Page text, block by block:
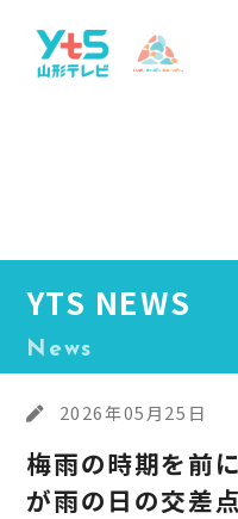
YTS NEWS
News
2026年05月25日
梅雨の時期を前
が雨の日の交差